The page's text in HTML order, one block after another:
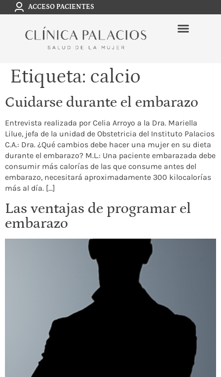
ACCESO PACIENTES
Etiqueta: calcio
Cuidarse durante el embarazo
Entrevista realizada por Celia Arroyo a la Dra. Mariella
Lilue, jefa de la unidad de Obstetricia del Instituto Palacios
C.A.: Dra. ¿Qué cambios debe hacer una mujer en su dieta
durante el embarazo? M.L.: Una paciente embarazada debe
consumir más calorías de las que consume antes del
embarazo, necesitará aproximadamente 300 kilocalorías
más al día. […]
Las ventajas de programar el
embarazo